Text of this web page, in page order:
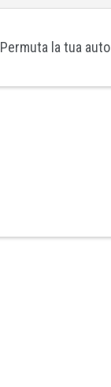
Permuta la tua auto